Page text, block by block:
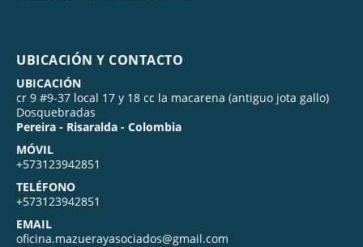
UBICACIÓN Y CONTACTO
UBICACIÓN
cr 9 #9-37 local 17 y 18 cc la macarena (antiguo jota gallo)
Dosquebradas
Pereira - Risaralda - Colombia
MÓVIL
+573123942851
TELÉFONO
+573123942851
EMAIL
oficina.mazuerayasociados@gmail.com